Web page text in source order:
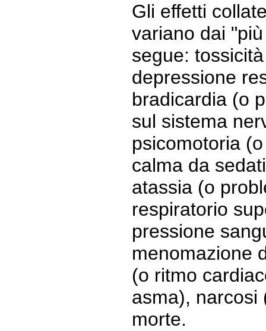
Gli effetti
variano dai
segue:
depressione
bradicardia (o
sul sistema
psicomotoria
calma da
atassia (o
respiratorio
pressione
menomazione
(o ritmo
asma), narcosi
morte.